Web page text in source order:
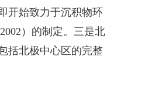
开始致力于沉积物环
）的制定。三是北
括北极中心区的完整